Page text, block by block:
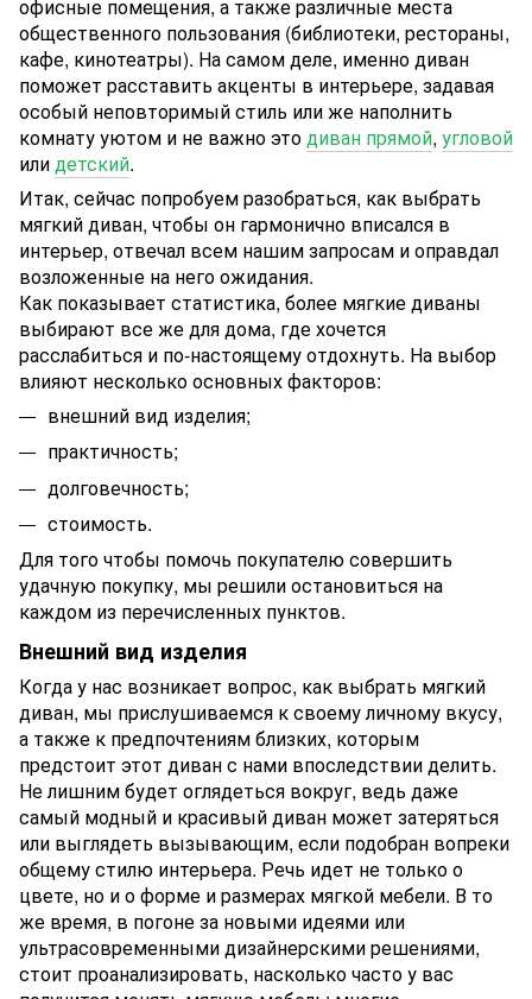
офисные помещения, а также различные места
общественного пользования (библиотеки, рестораны,
кафе, кинотеатры). На самом деле, именно диван
поможет расставить акценты в интерьере, задавая
особый неповторимый стиль или же наполнить
комнату уютом и не важно этодиван прямой, угловой
илидетский.
Итак, сейчас попробуем разобраться, как выбрать
мягкий диван, чтобы он гармонично вписался в
интерьер, отвечал всем нашим запросам и оправдал
возложенные на него ожидания.
Как показывает статистика, более мягкие диваны
выбирают все же для дома, где хочется
расслабиться и по-настоящему отдохнуть. На выбор
влияют несколько основных факторов:
внешний вид изделия;
практичность;
долговечность;
стоимость.
Для того чтобы помочь покупателю совершить
удачную покупку, мы решили остановиться на
каждом из перечисленных пунктов.
Внешний вид изделия
Когда у нас возникает вопрос, как выбрать мягкий
диван, мы прислушиваемся к своему личному вкусу,
а также к предпочтениям близких, которым
предстоит этот диван с нами впоследствии делить.
Не лишним будет оглядеться вокруг, ведь даже
самый модный и красивый диван может затеряться
или выглядеть вызывающим, если подобран вопреки
общему стилю интерьера. Речь идет не только о
цвете, но и о форме и размерах мягкой мебели. В то
же время, в погоне за новыми идеями или
ультрасовременными дизайнерскими решениями,
стоит проанализировать, насколько часто у вас